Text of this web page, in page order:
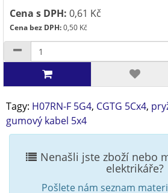
Cena s DPH: 0,61 Kč
Cena bez DPH:0,50 Kč
Tagy: H07RN-F 5G4, CGTG 5Cx4,
gumový kabel 5x4
Nenašli jste zboží nebo
elektrikáře?
Pošlete nám seznam